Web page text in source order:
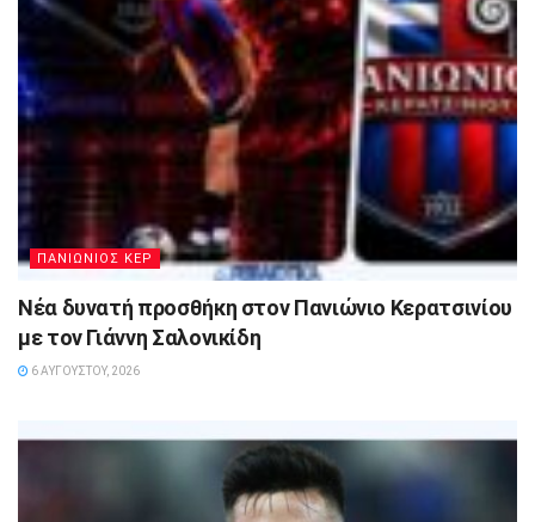
ΠΑΝΙΩΝΙΟΣ ΚΕΡ
Νέα δυνατή προσθήκη στον Πανιώνιο Κερατσινίου
με τον Γιάννη Σαλονικίδη
6 ΑΥΓΟΎΣΤΟΥ, 2026